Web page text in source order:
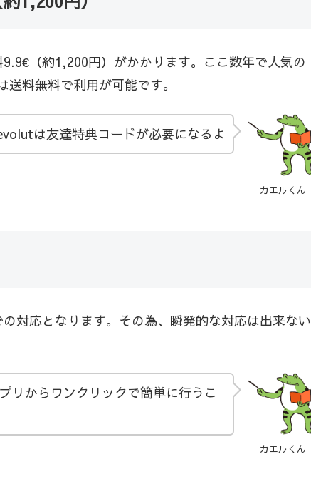
（約1,200円）がかかります。ここ数年で人気の
料無料で利用が可能です。
カエルくん
は友達特典コードが必要になるよ
対応となります。その為、瞬発的な対応は出来ない
カエルくん
リからワンクリックで簡単に行うこ